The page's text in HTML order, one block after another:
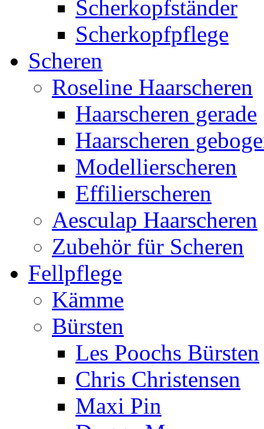
Scherkopfständer
Scherkopfpflege
Scheren
Roseline Haarscheren
Haarscheren gerade
Haarscheren
Modellierscheren
Effilierscheren
Aesculap Haarscheren
Zubehör für Scheren
Fellpflege
Kämme
Bürsten
Les Poochs Bürsten
Chris Christensen
Maxi Pin